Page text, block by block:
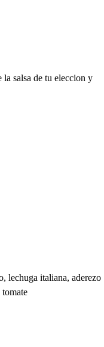
la salsa de tu eleccion y
lechuga italiana, aderezo
tomate